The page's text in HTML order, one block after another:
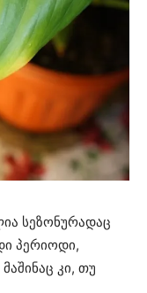
სეზონურადაც
პერიოდი,
კი, თუ